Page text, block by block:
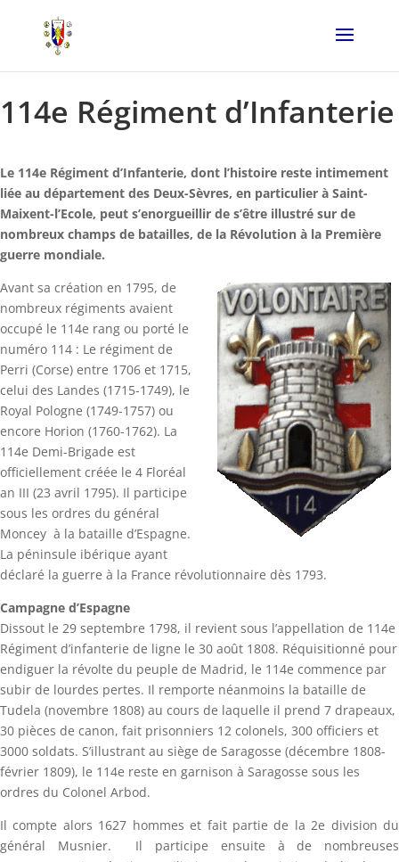
114e Régiment d’Infanterie
Le 114e Régiment d’Infanterie, dont l’histoire reste intimement
liée au département des Deux-Sèvres, en particulier à Saint-
Maixent-l’Ecole, peut s’enorgueillir de s’être illustré sur de
nombreux champs de batailles, de la Révolution à la Première
guerre mondiale.
Avant sa création en 1795, de
nombreux régiments avaient
occupé le 114e rang ou porté le
numéro 114 : Le régiment de
Perri (Corse) entre 1706 et 1715,
celui des Landes (1715-1749), le
Royal Pologne (1749-1757) ou
encore Horion (1760-1762). La
114e Demi-Brigade est
officiellement créée le 4 Floréal
an III (23 avril 1795). Il participe
sous les ordres du général
Moncey à la bataille d’Espagne.
La péninsule ibérique ayant
déclaré la guerre à la France révolutionnaire dès 1793.
Campagne d’Espagne
Dissout le 29 septembre 1798, il revient sous l’appellation de 114e
Régiment d’infanterie de ligne le 30 août 1808. Réquisitionné pour
endiguer la révolte du peuple de Madrid, le 114e commence par
subir de lourdes pertes. Il remporte néanmoins la bataille de
Tudela (novembre 1808) au cours de laquelle il prend 7 drapeaux,
30 pièces de canon, fait prisonniers 12 colonels, 300 officiers et
3000 soldats. S’illustrant au siège de Saragosse (décembre 1808-
février 1809), le 114e reste en garnison à Saragosse sous les
ordres du Colonel Arbod.
Il compte alors 1627 hommes et fait partie de la 2e division du
général Musnier. Il participe ensuite à de nombreuses